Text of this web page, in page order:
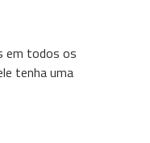
em todos os
tenha uma